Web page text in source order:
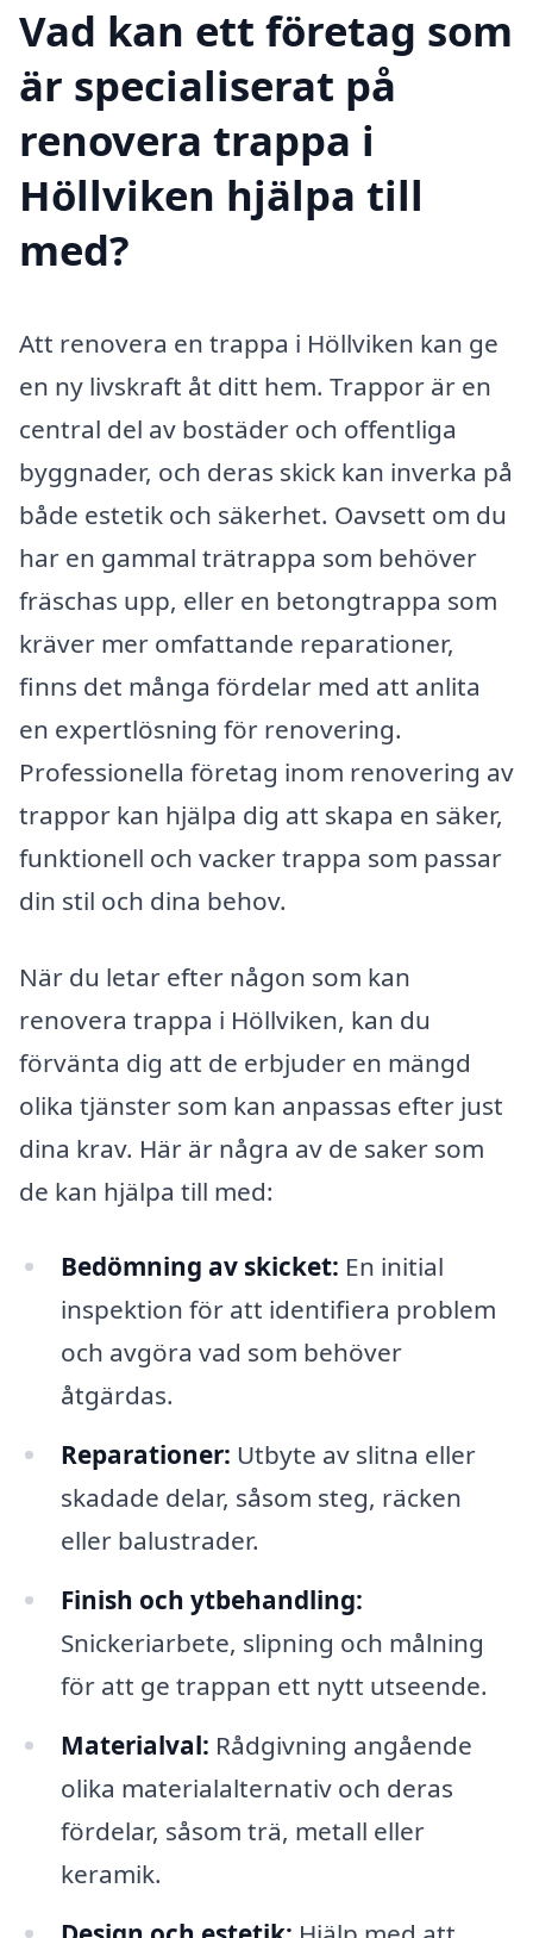
Vad kan ett företag som
är specialiserat på
renovera trappa i
Höllviken hjälpa till
med?
Att renovera en trappa i Höllviken kan ge
en ny livskraft åt ditt hem. Trappor är en
central del av bostäder och offentliga
byggnader, och deras skick kan inverka på
både estetik och säkerhet. Oavsett om du
har en gammal trätrappa som behöver
fräschas upp, eller en betongtrappa som
kräver mer omfattande reparationer,
finns det många fördelar med att anlita
en expertlösning för renovering.
Professionella företag inom renovering av
trappor kan hjälpa dig att skapa en säker,
funktionell och vacker trappa som passar
din stil och dina behov.
När du letar efter någon som kan
renovera trappa i Höllviken, kan du
förvänta dig att de erbjuder en mängd
olika tjänster som kan anpassas efter just
dina krav. Här är några av de saker som
de kan hjälpa till med:
Bedömning av skicket: En initial
inspektion för att identifiera problem
och avgöra vad som behöver
åtgärdas.
Reparationer: Utbyte av slitna eller
skadade delar, såsom steg, räcken
eller balustrader.
Finish och ytbehandling:
Snickeriarbete, slipning och målning
för att ge trappan ett nytt utseende.
Materialval: Rådgivning angående
olika materialalternativ och deras
fördelar, såsom trä, metall eller
keramik.